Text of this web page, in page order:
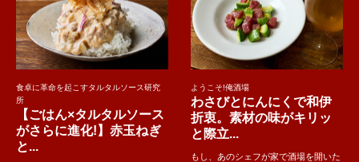
食卓に革命を起こすタルタルソース研究
所
【ごはん×タルタルソース
がさらに進化!】赤玉ねぎ
と...
ようこそ!俺酒場
わさびとにんにくで和伊
折衷。素材の味がキリッ
と際立...
もし、あのシェフが家で酒場を開いた